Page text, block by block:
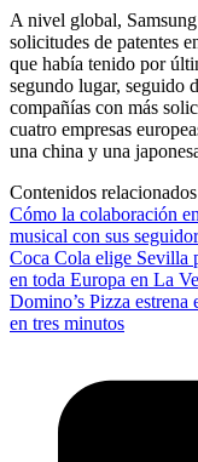
A nivel global,
solicitudes de patentes
que había tenido por
segundo lugar,
compañías con más
cuatro empresas
una china y una
Contenidos relacionados
Cómo la colaboración
musical con sus
Coca Cola elige Sevilla
en toda Europa en La
Domino’s Pizza
en tres minutos